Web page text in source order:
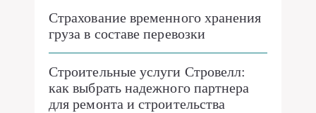
Страхование временного хранения
груза в составе перевозки
Строительные услуги Стровелл:
как выбрать надежного партнера
для ремонта и строительства